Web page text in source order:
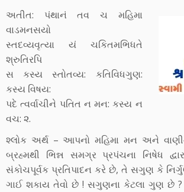
અતીત: પંથાનં તવ ચ મહિમા
વાડમનસયો
સ્તદવ્યવૃત્યા યં ચકિતમભિધતે
શ્રુતિરપિ
સ કસ્ય સ્તોતવ્ય: કતિવિધગુણ:
કસ્ય વિષય:
પદે ત્વર્વાચીને પતિત ન મન: કસ્ય ન
વચ: ૨.
શ્લોક અર્થ – આપનો મહિમા મન અને
બ્રહ્મથી ભિન્ન સમગ્ર પ્રપંચના નિષેધ
સંકોચપૂર્વક પ્રતિપાદન કરે છે, તે સગુણ કે
ગાઈ શકાય તેવો છે ! સગુણના કેટલા ગુણ છે